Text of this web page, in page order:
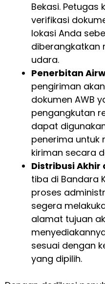
Bekasi. Petugas
verifikasi
lokasi Anda
diberangkatkan
udara.
Penerbitan
pengiriman
dokumen AWB
pengangkutan
dapat
penerima untuk
kiriman secara
Distribusi Akhir
tiba di Bandara
proses
segera
alamat tujuan
sesuai dengan
yang dipilih.